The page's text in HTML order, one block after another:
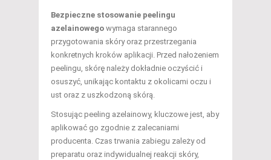
Bezpieczne stosowanie peelingu
azelainowego wymaga starannego
przygotowania skóry oraz przestrzegania
konkretnych kroków aplikacji. Przed nałożeniem
peelingu, skórę należy dokładnie oczyścić i
osuszyć, unikając kontaktu z okolicami oczu i
ust oraz z uszkodzoną skórą.
Stosując peeling azelainowy, kluczowe jest, aby
aplikować go zgodnie z zalecaniami
producenta. Czas trwania zabiegu zależy od
preparatu oraz indywidualnej reakcji skóry,